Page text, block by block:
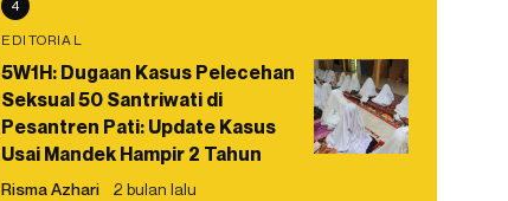
4
EDITORIAL
5W1H: Dugaan Kasus Pelecehan
Seksual 50 Santriwati di
Pesantren Pati: Update Kasus
Usai Mandek Hampir 2 Tahun
Risma Azhari 2 bulan lalu